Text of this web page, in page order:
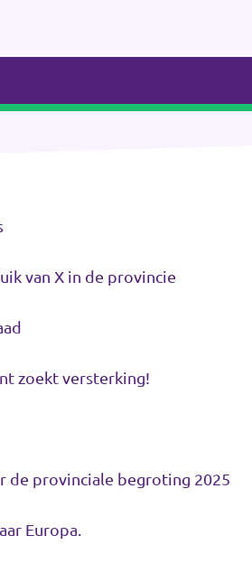
van X in de provincie
zoekt versterking!
de provinciale begroting 2025
Europa.